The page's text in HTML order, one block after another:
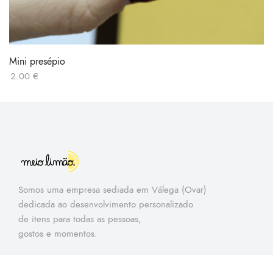
Mini presépio
2.00 €
Somos uma empresa sediada em Válega (Ovar)
dedicada ao desenvolvimento personalizado
de itens para todas as pessoas,
gostos e momentos.